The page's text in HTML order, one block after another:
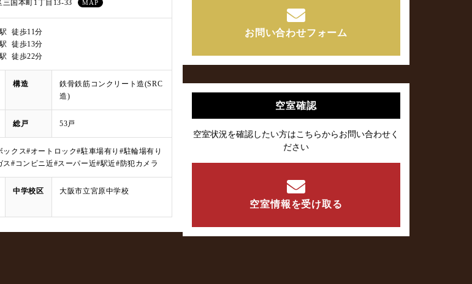
国本町1丁目13-33 MAP
徒歩11分
徒歩13分
徒歩22分
構造
鉄骨鉄筋コンクリート造(SRC
造)
総戸 53戸
ックス#オートロック#駐車場有り #駐輪場有り
ス#コンビニ近#スーパー近#駅近#防犯カメラ
中学校区 大阪市立宮原中学校
お問い合わせフォーム
空室確認
空室状況を確認したい方はこちらからお問い合わせく
ださい
空室情報を受け取る